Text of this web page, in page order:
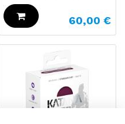
60,00 €